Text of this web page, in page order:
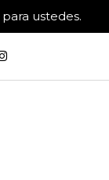
ustedes.